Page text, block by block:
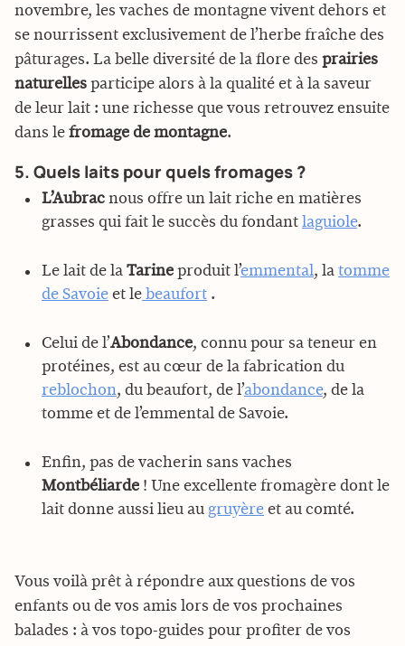
novembre, les vaches de montagne vivent dehors et
se nourrissent exclusivement de l’herbe fraîche des
pâturages. La belle diversité de la flore des prairies
naturelles participe alors à la qualité et à la saveur
de leur lait : une richesse que vous retrouvez ensuite
dans le fromage de montagne.
5. Quels laits pour quels fromages ?
L’Aubrac nous offre un lait riche en matières
grasses qui fait le succès du fondant laguiole.
Le lait de la Tarine produit l’emmental, la tomme
de Savoie et le beaufort .
Celui de l’Abondance, connu pour sa teneur en
protéines, est au cœur de la fabrication du
reblochon, du beaufort, de l’abondance, de la
tomme et de l’emmental de Savoie.
Enfin, pas de vacherin sans vaches
Montbéliarde ! Une excellente fromagère dont le
lait donne aussi lieu au gruyère et au comté.
Vous voilà prêt à répondre aux questions de vos
enfants ou de vos amis lors de vos prochaines
balades : à vos topo-guides pour profiter de vos